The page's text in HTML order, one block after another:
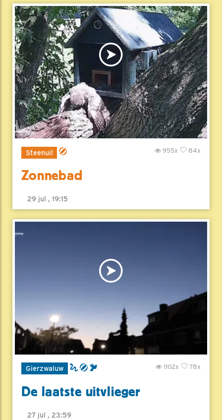
Steenuil 84x
955x
Zonnebad
29 jul , 19:15
Gierzwaluw 78x
1102x
De laatste uitvlieger
27 jul , 23:59